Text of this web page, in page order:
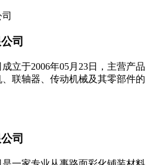
司
立于2006年05月23日，主营产品
联轴器、传动机械及其零部件的
司